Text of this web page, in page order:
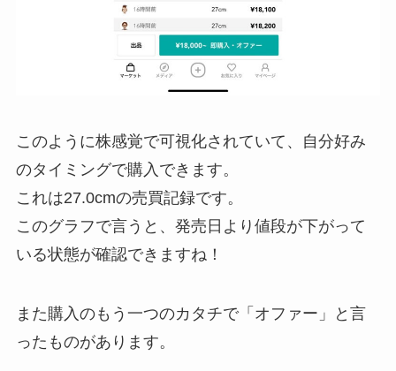
このように株感覚で可視化されていて、自分好み
のタイミングで購入できます。
これは27.0cmの売買記録です。
このグラフで言うと、発売日より値段が下がって
いる状態が確認できますね！
また購入のもう一つのカタチで「オファー」と言
ったものがあります。